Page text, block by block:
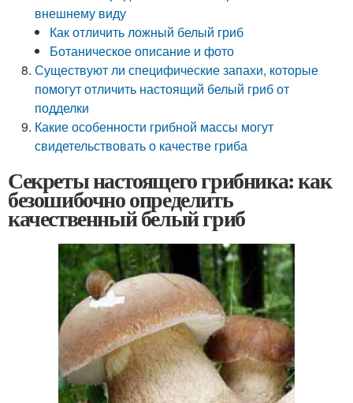
внешнему виду
Как отличить ложный белый гриб
Ботаническое описание и фото
Существуют ли специфические запахи, которые
помогут отличить настоящий белый гриб от
подделки
Какие особенности грибной массы могут
свидетельствовать о качестве гриба
Секреты настоящего грибника: как
безошибочно определить
качественный белый гриб